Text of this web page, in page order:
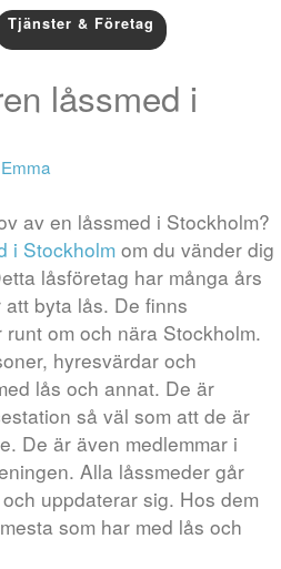
Tjänster & Företag
låssmed i
Emma
av en låssmed i Stockholm?
i Stockholm om du vänder dig
låsföretag har många års
byta lås. De finns
om och nära Stockholm.
hyresvärdar och
lås och annat. De är
så väl som att de är
De är även medlemmar i
Alla låssmeder går
uppdaterar sig. Hos dem
som har med lås och